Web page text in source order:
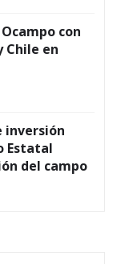
con
Chile en
inversión
Estatal
del campo